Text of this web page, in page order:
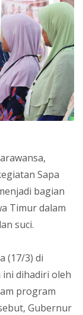
Sapa
bagian
Timur dalam
suci.
(17/3) di
dihadiri oleh
program
Gubernur